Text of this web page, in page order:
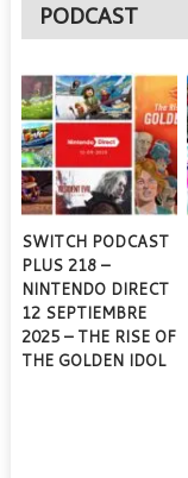
PODCAST
SWITCH PODCAST
PLUS 218 –
NINTENDO DIRECT
12 SEPTIEMBRE
2025 – THE RISE OF
THE GOLDEN IDOL